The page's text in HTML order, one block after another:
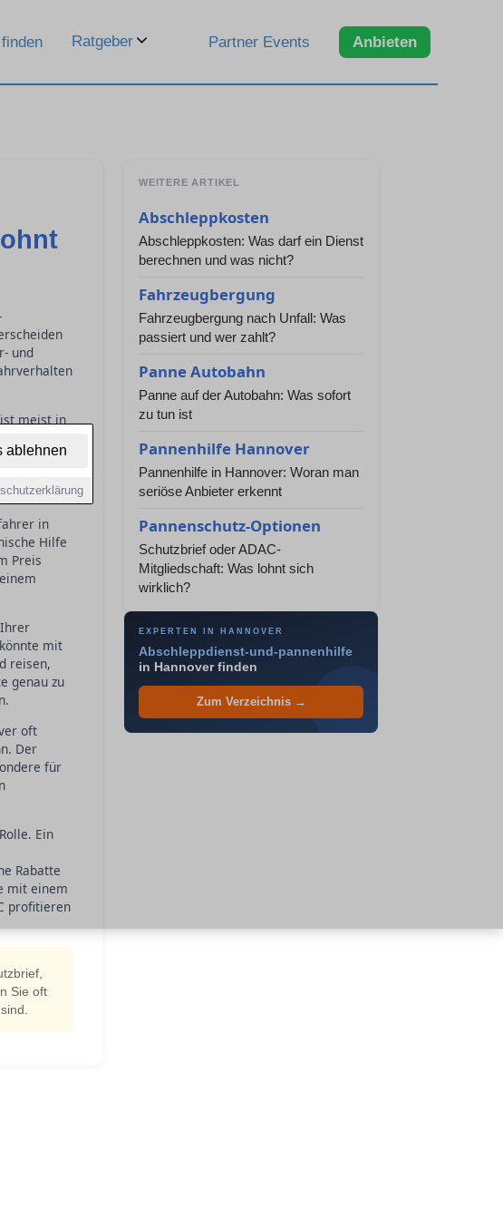
ablehnen
Ratgeber Partner Events Anbieten
und
meist in
im
in der
in
Hilfe
Preis
mit
reisen,
genau zu
oft
Der
für
Ein
Rabatte
mit einem
profitieren
Sie oft
WEITERE ARTIKEL
Abschleppkosten
Abschleppkosten: Was darf ein Dienst
berechnen und was nicht?
Fahrzeugbergung
Fahrzeugbergung nach Unfall: Was
passiert und wer zahlt?
Panne Autobahn
Panne auf der Autobahn: Was sofort
zu tun ist
Pannenhilfe Hannover
Pannenhilfe in Hannover: Woran man
seriöse Anbieter erkennt
Pannenschutz-Optionen
Schutzbrief oder ADAC-
Mitgliedschaft: Was lohnt sich
wirklich?
EXPERTEN IN HANNOVER
Abschleppdienst-und-pannenhilfe
in Hannover finden
Zum Verzeichnis →